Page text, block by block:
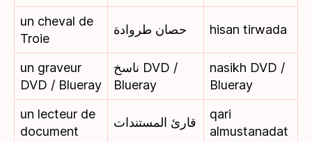
un cheval de
Troie
حصان طروادة hisan tirwada
un graveur
DVD / Blueray
ناسخ DVD /
Blueray
nasikh DVD /
Blueray
un lecteur de
document
قارئ المستندات
qari
almustanadat